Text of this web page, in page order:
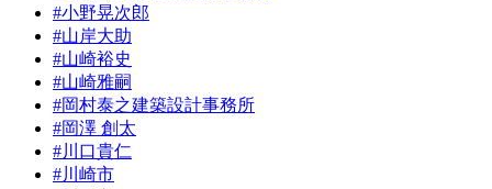
#小野晃次郎
#山岸大助
#山崎裕史
#山崎雅嗣
#岡村泰之建築設計事務所
#岡澤 創太
#川口貴仁
#川崎市